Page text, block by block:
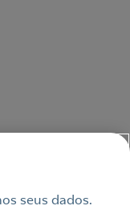
seus dados.